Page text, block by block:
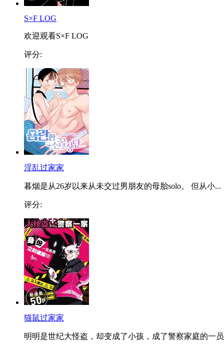
S×F LOG
欢迎观看S×F LOG
评分:
淫乱过家家
暮烟是从26岁以来从未交过男朋友的母胎solo。 但从小...
评分:
猫鼠过家家
明明是世纪大怪盗，却变成了小孩，成了警察家庭的一